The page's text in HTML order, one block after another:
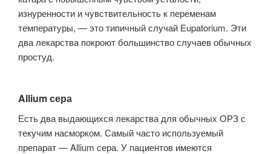
изнуренности и чувствительность к переменам
температуры, — это типичный случай Eupatorium. Эти
два ле­карства покроют большинство случаев обычных
простуд.
Allium сера
Есть два выдающихся лекарства для обычных ОРЗ с
текучим насморком. Самый часто используемый
препарат — Allium сера. У пациентов имеются